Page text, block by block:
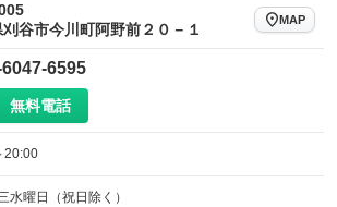
谷市今川町阿野前２０－１
MAP
6595
無料電話
20:00
水曜日（祝日除く）